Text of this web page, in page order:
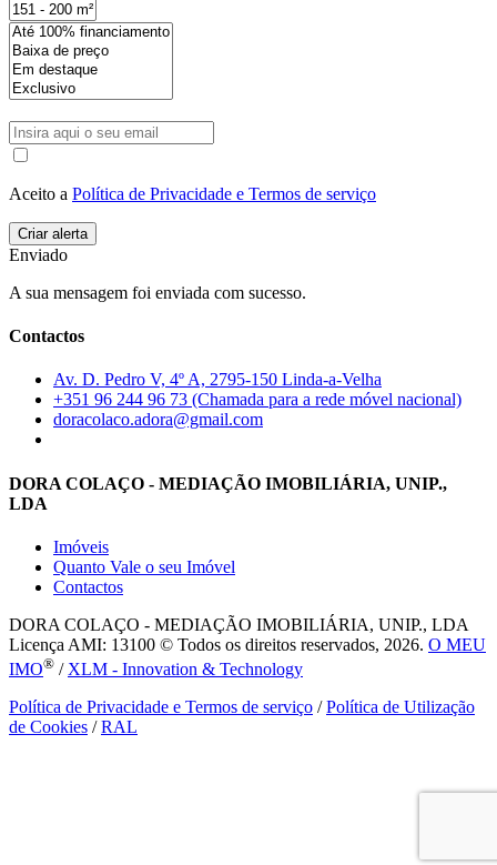
Aceito a Política de Privacidade e Termos de serviço
Enviado
A sua mensagem foi enviada com sucesso.
Contactos
Av. D. Pedro V, 4º A, 2795-150 Linda-a-Velha
+351 96 244 96 73 (Chamada para a rede móvel nacional)
doracolaco.adora@gmail.com
DORA COLAÇO - MEDIAÇÃO IMOBILIÁRIA, UNIP.,
LDA
Imóveis
Quanto Vale o seu Imóvel
Contactos
DORA COLAÇO - MEDIAÇÃO IMOBILIÁRIA, UNIP., LDA
Licença AMI: 13100 © Todos os direitos reservados, 2026. O MEU
IMO® / XLM - Innovation & Technology
Política de Privacidade e Termos de serviço /Política de Utilização
de Cookies /RAL